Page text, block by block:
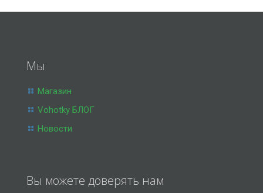
Мы
Магазин
Vohotky БЛОГ
Новости
Вы можете доверять нам